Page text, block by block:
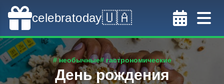
celebratoday🇺🇦
# необычные# гастрономические
День рождения